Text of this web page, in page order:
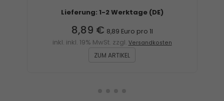
Lieferung: 1-2 Werktage (DE)
8,89 € 8,89 Euro pro 1l
inkl. inkl. 19% MwSt. zzgl. Versandkosten
ZUM ARTIKEL